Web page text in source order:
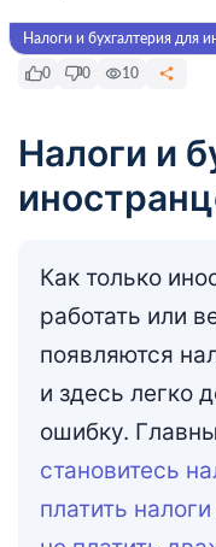
Налоги и бухгалтерия для
0
0 10
Налоги и
Как только
работать или
появляются
и здесь легко
ошибку.
становитесь
платить